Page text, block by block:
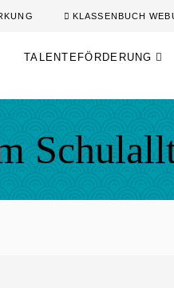
KLASSENBUCH
TALENTEFÖRDERUNG